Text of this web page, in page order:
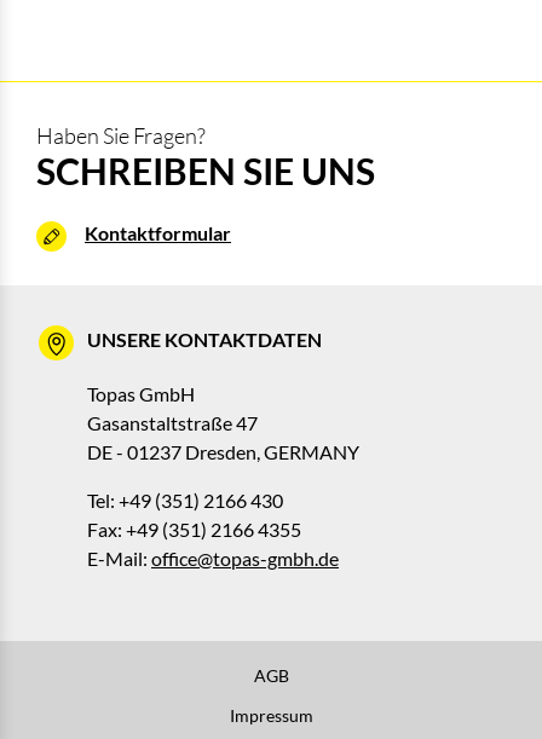
Haben Sie Fragen?
SCHREIBEN SIE UNS
Kontaktformular
UNSERE KONTAKTDATEN
Topas GmbH
Gasanstaltstraße 47
DE - 01237 Dresden, GERMANY
Tel: +49 (351) 2166 430
Fax: +49 (351) 2166 4355
E-Mail: office@topas-gmbh.de
AGB
Impressum